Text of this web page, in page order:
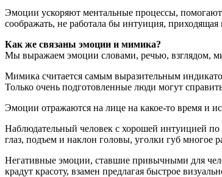
Эмоции ускоряют ментальные процессы,
соображать, не работала бы интуиция, приходящая
Как же связаны эмоции и мимика?
Мы выражаем эмоции словами, речью, взглядом,
Мимика считается самым выразительным
Только очень подготовленные люди могут
Эмоции отражаются на лице на какое-то время и
Наблюдательный человек с хорошей интуицией по
глаз, подъем и наклон головы, уголки губ многое
Негативные эмоции, ставшие привычными для
крадут красоту, взамен предлагая быстрое